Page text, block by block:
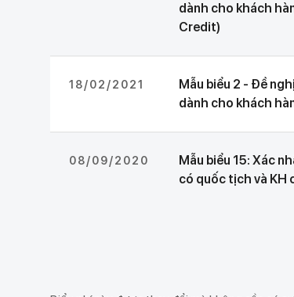
dành cho khách
Credit)
18/02/2021
Mẫu biểu 2 - Đề
dành cho khách
08/09/2020
Mẫu biểu 15: Xác
có quốc tịch và